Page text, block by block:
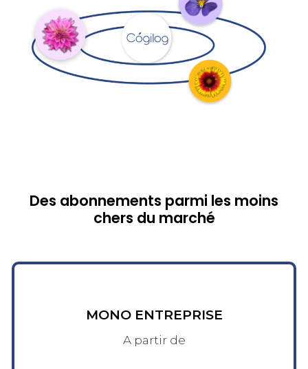
Des abonnements parmi les moins
chers du marché
MONO ENTREPRISE
A partir de